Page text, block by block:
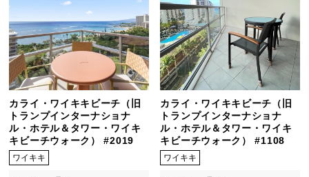
カライ・ワイキキビーチ（旧
トランプインターナショナ
ル・ホテル＆タワー・ワイキ
キビーチウォーク） #2019
ワイキキ
カライ・ワイキキビーチ（旧
トランプインターナショナ
ル・ホテル＆タワー・ワイキ
キビーチウォーク） #1108
ワイキキ